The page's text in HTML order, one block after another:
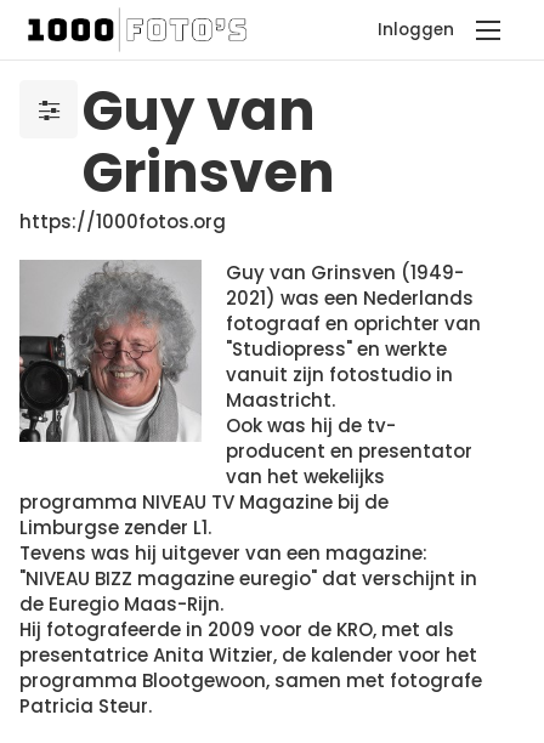
Inloggen
Guy van
Grinsven
https://1000fotos.org
Guy van Grinsven (1949-
2021) was een Nederlands
fotograaf en oprichter van
"Studiopress" en werkte
vanuit zijn fotostudio in
Maastricht.
Ook was hij de tv-
producent en presentator
van het wekelijks
programma NIVEAU TV Magazine bij de
Limburgse zender L1.
Tevens was hij uitgever van een magazine:
"NIVEAU BIZZ magazine euregio" dat verschijnt in
de Euregio Maas-Rijn.
Hij fotografeerde in 2009 voor de KRO, met als
presentatrice Anita Witzier, de kalender voor het
programma Blootgewoon, samen met fotografe
Patricia Steur.